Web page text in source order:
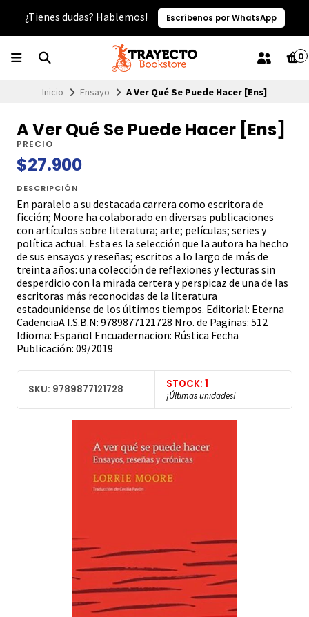
¿Tienes dudas? Hablemos! Escríbenos por WhatsApp
0
Inicio Ensayo A Ver Qué Se Puede Hacer [Ens]
A Ver Qué Se Puede Hacer [Ens]
PRECIO
$27.900
DESCRIPCIÓN
En paralelo a su destacada carrera como escritora de
ficción; Moore ha colaborado en diversas publicaciones
con artículos sobre literatura; arte; películas; series y
política actual. Esta es la selección que la autora ha hecho
de sus ensayos y reseñas; escritos a lo largo de más de
treinta años: una colección de reflexiones y lecturas sin
desperdicio con la mirada certera y perspicaz de una de las
escritoras más reconocidas de la literatura
estadounidense de los últimos tiempos. Editorial: Eterna
CadenciaA I.S.B.N: 9789877121728 Nro. de Paginas: 512
Idioma: Español Encuadernacion: Rústica Fecha
Publicación: 09/2019
SKU: 9789877121728 STOCK: 1
¡Últimas unidades!